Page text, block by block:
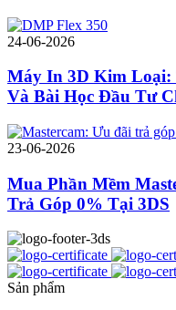
24-06-2026
Máy In 3D Kim
Và Bài Học Đầu Tư
23-06-2026
Mua Phần Mềm
Trả Góp 0% Tại 3DS
Sản phẩm